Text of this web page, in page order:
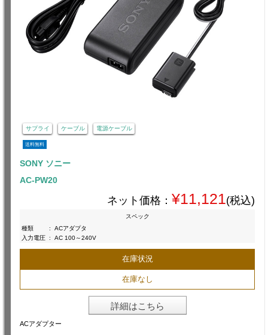
サプライ ケーブル 電源ケーブル
送料無料
SONY ソニー
AC-PW20
ネット価格： ¥11,121(税込)
スペック
種類
:
ACアダプタ
入力電圧 : AC 100～240V
在庫状況
在庫なし
詳細はこちら
ACアダプター